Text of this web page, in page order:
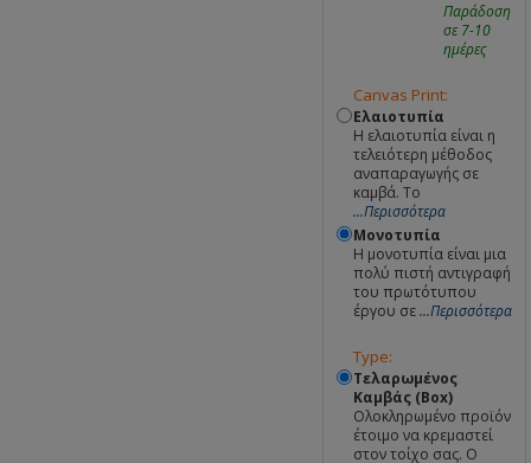
Παράδοση
σε 7-10
ημέρες
Canvas Print:
Ελαιοτυπία
Η ελαιοτυπία είναι η
τελειότερη μέθοδος
αναπαραγωγής σε
καμβά. Το
...Περισσότερα
Μονοτυπία
Η μονοτυπία είναι μια
πολύ πιστή αντιγραφή
του πρωτότυπου
έργου σε...Περισσότερα
Type:
Τελαρωμένος
Καμβάς (Box)
Ολοκληρωμένο προϊόν
έτοιμο να κρεμαστεί
στον τοίχο σας. Ο